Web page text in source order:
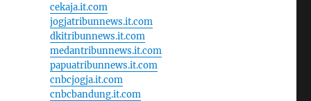
cekaja.it.com
jogjatribunnews.it.com
dkitribunnews.it.com
medantribunnews.it.com
papuatribunnews.it.com
cnbcjogja.it.com
cnbcbandung.it.com